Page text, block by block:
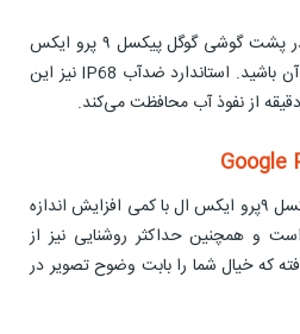
همچنین با پنل شیشه‌ای مات در پشت گوشی گوگل پیکسل ۹ پرو ایکس
ال لازم نیست نگران لک شدن آن باشید. استاندارد ضدآب IP68 نیز این
پنل نمایشگر LTPO OLED پیکسل ۹پرو ایکس ال با کمی افزایش اندازه
رسیده است و همچنین حداکثر روشنایی نیز از
یافته که خیال شما را بابت وضوح تصویر در